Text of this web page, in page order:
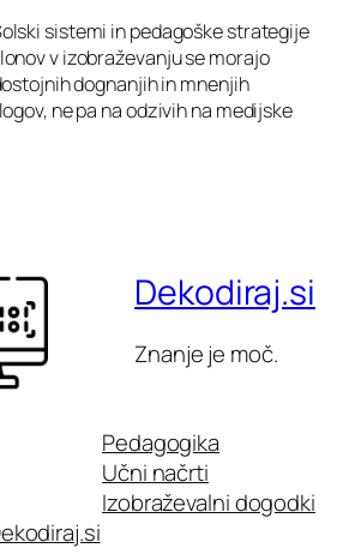
sistemi in pedagoške strategije
v izobraževanju se morajo
dognanjih in mnenjih
ne pa na odzivih na medijske
Dekodiraj.si
Znanje je moč.
Pedagogika
Učni načrti
Izobraževalni dogodki